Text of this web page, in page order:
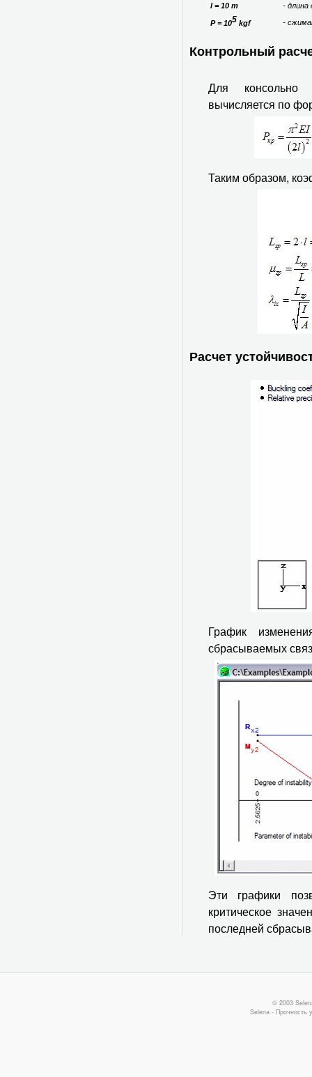
l = 10 m
- длина
P = 105 kgf -
Контрольный
Для консольно
вычисляется по
Таким образом,
Расчет
График
сбрасываемых
Эти графики
критическое
последней
© 2003
Selena - Прочность